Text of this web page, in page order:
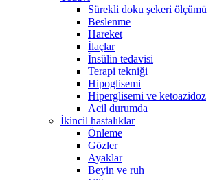
Sürekli doku şekeri ölçümü
Beslenme
Hareket
İlaçlar
İnsülin tedavisi
Terapi tekniği
Hipoglisemi
Hiperglisemi ve ketoazidoz
Acil durumda
İkincil hastalıklar
Önleme
Gözler
Ayaklar
Beyin ve ruh